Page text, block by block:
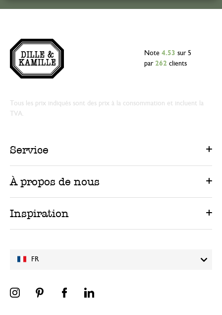
FR
Note 4.53 sur 5
par 262 clients
Tous les prix indiqués sont des prix à la consommation et incluent la
TVA.
Service
À propos de nous
Inspiration